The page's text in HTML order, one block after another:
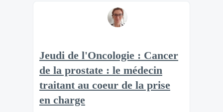
Jeudi de l'Oncologie : Cancer
de la prostate : le médecin
traitant au coeur de la prise
en charge